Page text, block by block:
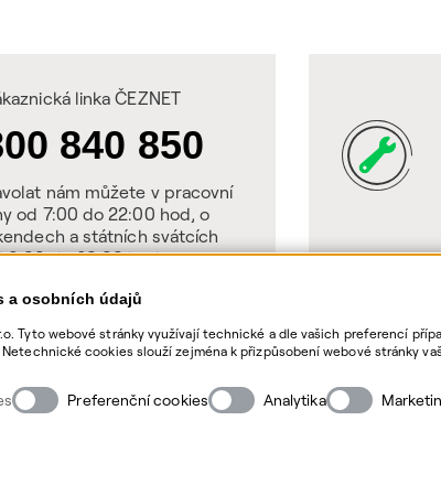
a osobních údajů
Tyto webové stránky využívají technické a dle vašich preferencí
cookies slouží zejména k přizpůsobení webové stránky
Preferenční cookies Analytika
linka ČEZNET
840 850
nám můžete v pracovní
od 7:00 do 22:00 hod, o
a státních svátcích
8:00 do 20:00 hod.